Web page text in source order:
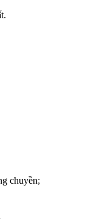
chuyền;